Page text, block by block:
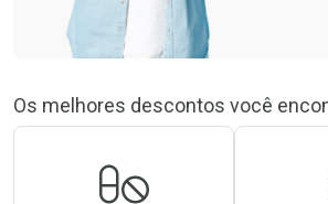
Os melhores descontos você